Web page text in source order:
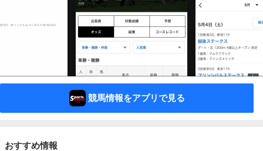
競馬情報をアプリで見る
おすすめ情報